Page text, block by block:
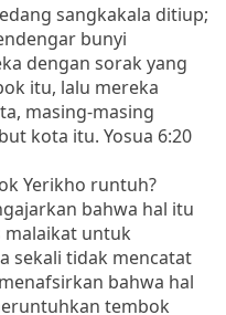
sangkakala ditiup;
bunyi
dengan sorak yang
itu, lalu mereka
masing-masing
kota itu. Yosua 6:20
Yerikho runtuh?
bahwa hal itu
malaikat untuk
sekali tidak mencatat
bahwa hal
tembok